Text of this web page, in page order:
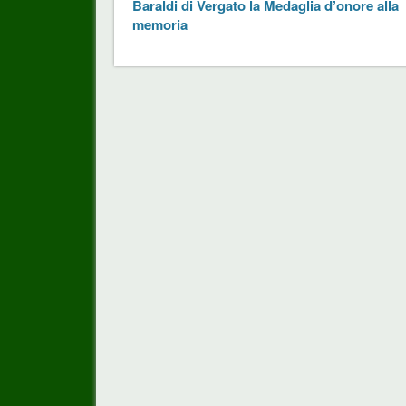
Baraldi di Vergato la Medaglia d’onore alla
memoria